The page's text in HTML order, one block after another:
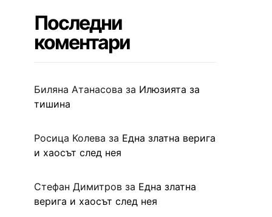
Последни
коментари
Биляна Атанасова за Илюзията за
тишина
Росица Колева за Една златна верига
и хаосът след нея
Стефан Димитров за Една златна
верига и хаосът след нея